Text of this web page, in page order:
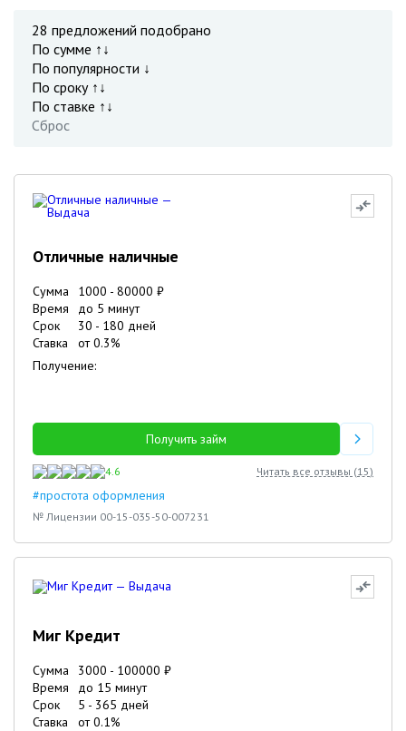
28 предложений подобрано
По сумме ↑↓
По популярности ↓
По сроку ↑↓
По ставке ↑↓
Сброс
Отличные наличные
Сумма 1000 - 80000 ₽
Время
до 5 минут
Срок
30 - 180 дней
Ставка
от0.3%
Получение:
Получить займ
4.6 Читать все отзывы (15)
#простота оформления
№ Лицензии 00-15-035-50-007231
Миг Кредит
Сумма 3000 - 100000 ₽
Время
до 15 минут
Срок
5 - 365 дней
Ставка
от0.1%